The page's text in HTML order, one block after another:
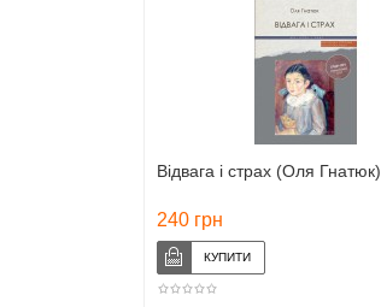
Відвага і страх (Оля Гнатюк)
240 грн